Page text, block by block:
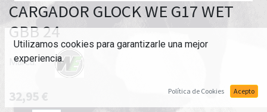
CARGADOR GLOCK WE G17 WET
GBB 24
Marca:
32,95 €
Utilizamos cookies para garantizarle una mejor
experiencia.
Política de Cookies Acepto